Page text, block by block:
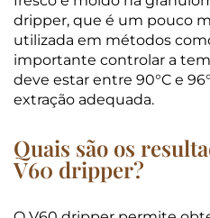
dripper, que é um pouco
utilizada em métodos
importante controlar a
deve estar entre 90°C e
extração adequada.
Quais são os
V60 dripper?